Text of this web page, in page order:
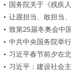
国务院关于《残疾
让愿担当、敢担当
致第25届冬奥会中
中共中央国务院举
习近平春节前夕在
习近平：建设社会